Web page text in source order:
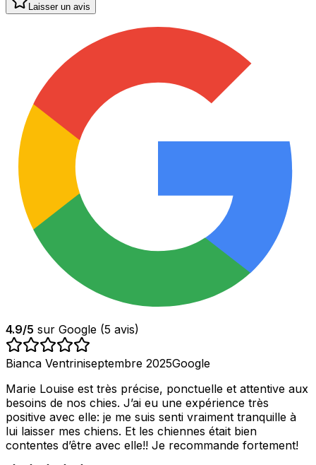
Laisser un avis
4.9/5 sur Google (5 avis)
Bianca Ventriniseptembre 2025Google
Marie Louise est très précise, ponctuelle et attentive aux
besoins de nos chies. J’ai eu une expérience très
positive avec elle: je me suis senti vraiment tranquille à
lui laisser mes chiens. Et les chiennes était bien
contentes d’être avec elle!! Je recommande fortement!